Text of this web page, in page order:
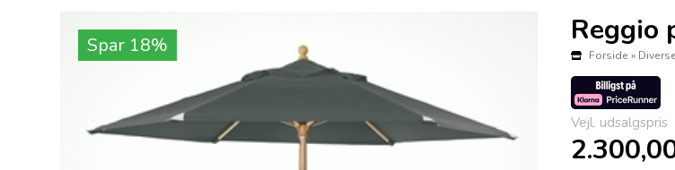
Spar 18% Reggio
Forside » Diverse
Vejl. udsalgspris